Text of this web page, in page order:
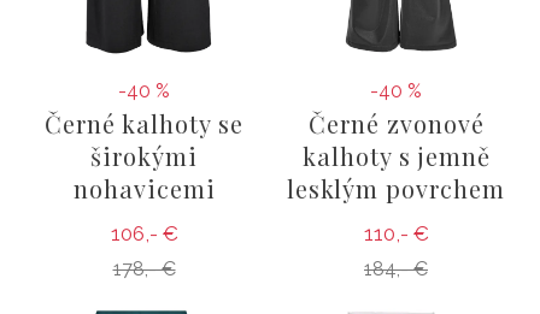
-40 %
Černé kalhoty se
širokými
nohavicemi
106,- €
178,- €
-40 %
Černé zvonové
kalhoty s jemně
lesklým povrchem
110,- €
184,- €